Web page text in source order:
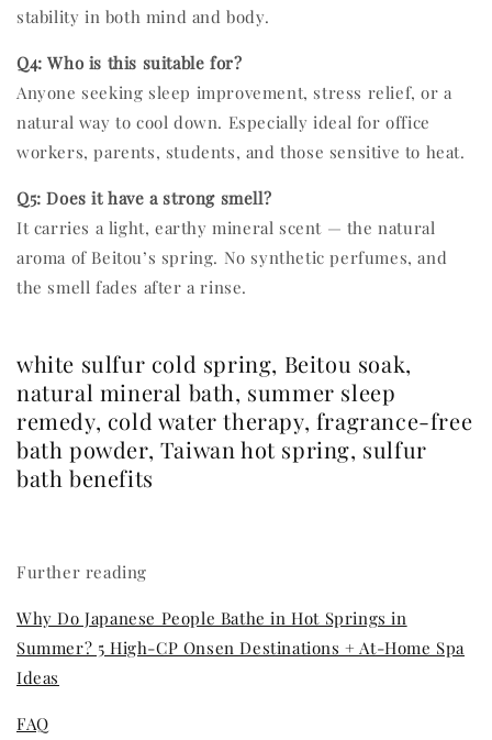
stability in both mind and body.
Q4: Who is this suitable for?
Anyone seeking sleep improvement, stress relief, or a
natural way to cool down. Especially ideal for office
workers, parents, students, and those sensitive to heat.
Q5: Does it have a strong smell?
It carries a light, earthy mineral scent — the natural
aroma of Beitou’s spring. No synthetic perfumes, and
the smell fades after a rinse.
white sulfur cold spring, Beitou soak,
natural mineral bath, summer sleep
remedy, cold water therapy, fragrance-free
bath powder, Taiwan hot spring, sulfur
bath benefits
Further reading
Why Do Japanese People Bathe in Hot Springs in
Summer? 5 High-CP Onsen Destinations + At-Home Spa
Ideas
FAQ